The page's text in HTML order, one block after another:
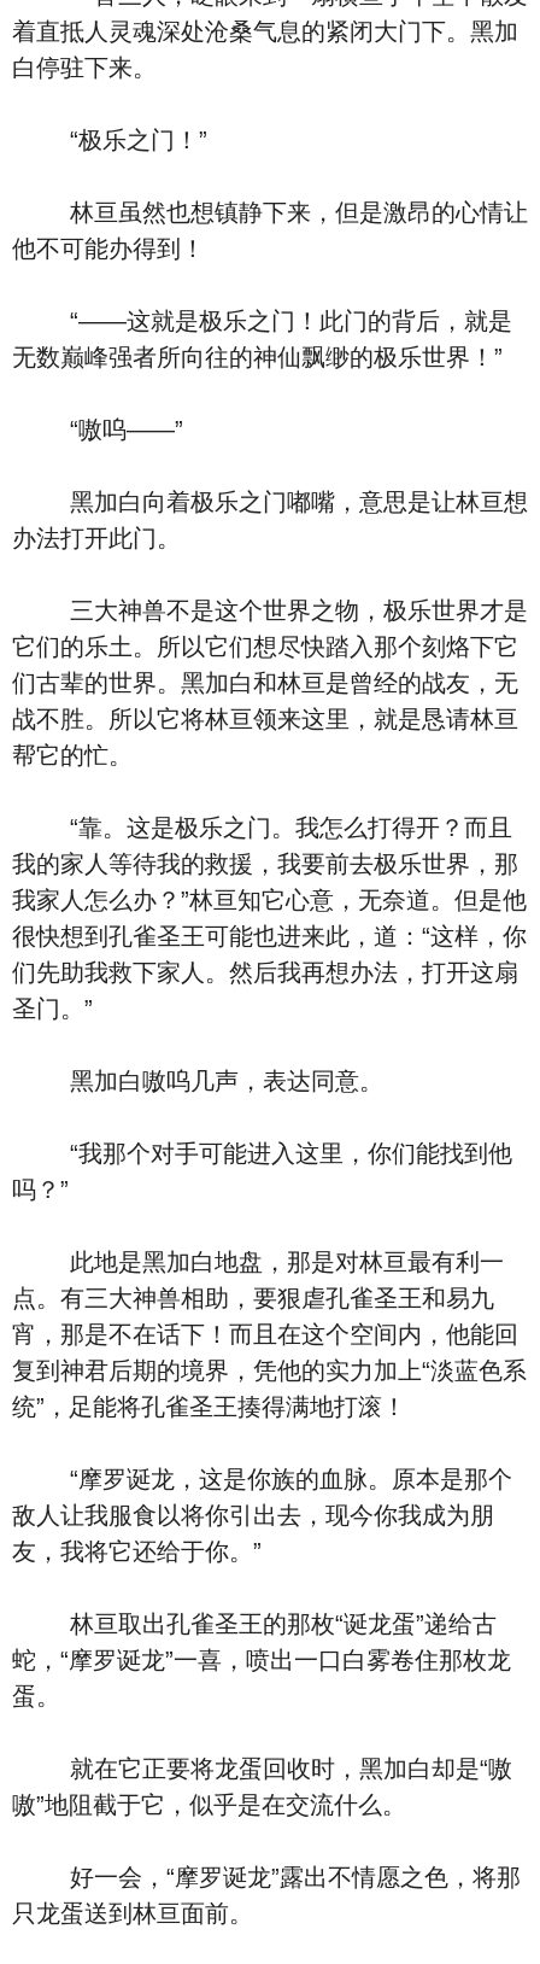
着直抵人灵魂深处沧桑气息的紧闭大门下。黑加
白停驻下来。
“极乐之门！”
林亘虽然也想镇静下来，但是激昂的心情让
他不可能办得到！
“——这就是极乐之门！此门的背后，就是
无数巅峰强者所向往的神仙飘缈的极乐世界！”
“嗷呜——”
黑加白向着极乐之门嘟嘴，意思是让林亘想
办法打开此门。
三大神兽不是这个世界之物，极乐世界才是
它们的乐土。所以它们想尽快踏入那个刻烙下它
们古辈的世界。黑加白和林亘是曾经的战友，无
战不胜。所以它将林亘领来这里，就是恳请林亘
帮它的忙。
“靠。这是极乐之门。我怎么打得开？而且
我的家人等待我的救援，我要前去极乐世界，那
我家人怎么办？”林亘知它心意，无奈道。但是他
很快想到孔雀圣王可能也进来此，道：“这样，你
们先助我救下家人。然后我再想办法，打开这扇
圣门。”
黑加白嗷呜几声，表达同意。
“我那个对手可能进入这里，你们能找到他
吗？”
此地是黑加白地盘，那是对林亘最有利一
点。有三大神兽相助，要狠虐孔雀圣王和易九
宵，那是不在话下！而且在这个空间内，他能回
复到神君后期的境界，凭他的实力加上“淡蓝色系
统”，足能将孔雀圣王揍得满地打滚！
“摩罗诞龙，这是你族的血脉。原本是那个
敌人让我服食以将你引出去，现今你我成为朋
友，我将它还给于你。”
林亘取出孔雀圣王的那枚“诞龙蛋”递给古
蛇，“摩罗诞龙”一喜，喷出一口白雾卷住那枚龙
蛋。
就在它正要将龙蛋回收时，黑加白却是“嗷
嗷”地阻截于它，似乎是在交流什么。
好一会，“摩罗诞龙”露出不情愿之色，将那
只龙蛋送到林亘面前。